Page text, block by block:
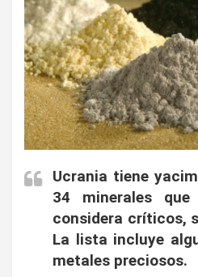
Ucrania tiene
34 minerales
considera críticos,
La lista incluye
metales preciosos.